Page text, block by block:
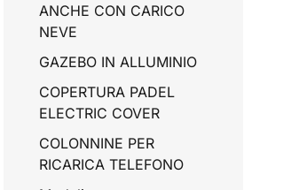
ANCHE CON CARICO
NEVE
GAZEBO IN ALLUMINIO
COPERTURA PADEL
ELECTRIC COVER
COLONNINE PER
RICARICA TELEFONO